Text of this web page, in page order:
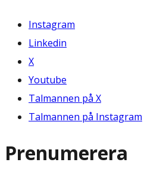
Instagram
Linkedin
X
Youtube
Talmannen på X
Talmannen på Instagram
Prenumerera